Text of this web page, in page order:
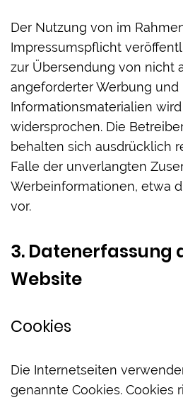
Der Nutzung von im
Impressumspflicht
zur Übersendung von nicht
angeforderter Werbung und
Informationsmaterialien
widersprochen. Die
behalten sich ausdrücklich
Falle der unverlangten
Werbeinformationen, etwa
vor.
3. Datenerfassung
Website
Cookies
Die Internetseiten
genannte Cookies. Cookies